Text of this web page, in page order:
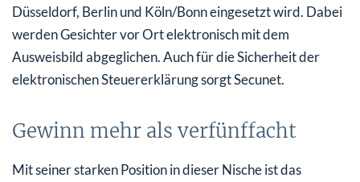
Düsseldorf, Berlin und Köln/Bonn eingesetzt wird. Dabei
werden Gesichter vor Ort elektronisch mit dem
Ausweisbild abgeglichen. Auch für die Sicherheit der
elektronischen Steuererklärung sorgt Secunet.
Gewinn mehr als verfünffacht
Mit seiner starken Position in dieser Nische ist das